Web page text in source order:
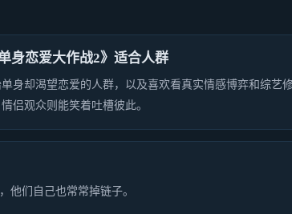
单身恋爱大作战2》适合人群
身却渴望恋爱的人群，以及喜欢看真实情感博弈和综艺
侣观众则能笑着吐槽彼此。
他们自己也常常掉链子。